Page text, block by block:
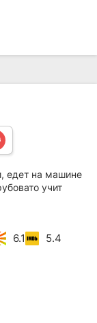
едет на машине
учит
6.1 5.4